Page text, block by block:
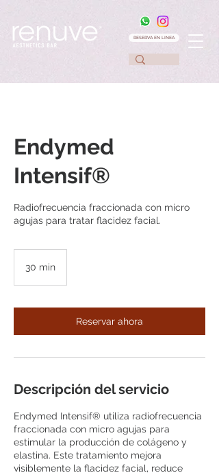
RESERVA EN LINEA
Endymed
Intensif®
Radiofrecuencia fraccionada con micro
agujas para tratar flacidez facial.
30 min
m
Reservar ahora
Descripción del servicio
Endymed Intensif® utiliza radiofrecuencia
fraccionada con micro agujas para
estimular la producción de colágeno y
elastina. Este tratamiento mejora
visiblemente la flacidez facial, reduce